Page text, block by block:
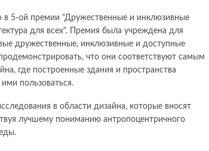
в 5-ой премии "Дружественные и инклюзивные
для всех". Премия была учреждена для
дружественные, инклюзивные и доступные
что они соответствуют самым
где построенные здания и пространства
пользоваться.
в области дизайна, которые вносят
лучшему пониманию антропоцентричного